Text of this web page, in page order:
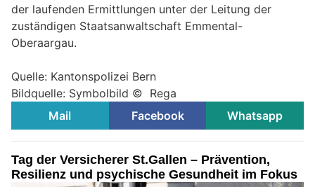
der laufenden Ermittlungen unter der Leitung der
zuständigen Staatsanwaltschaft Emmental-
Oberaargau.
Quelle: Kantonspolizei Bern
Bildquelle: Symbolbild © Rega
Mail
Facebook Whatsapp
Tag der Versicherer St.Gallen – Prävention,
Resilienz und psychische Gesundheit im Fokus